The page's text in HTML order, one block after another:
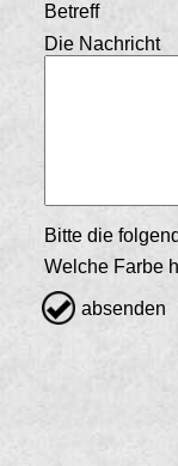
Betreff
Die Nachricht
Bitte die
Welche Farbe
absenden